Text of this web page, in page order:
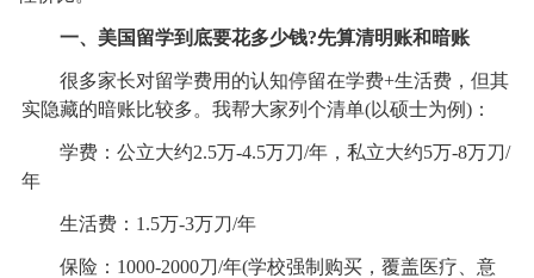
一、美国留学到底要花多少钱?先算清明账和暗账
很多家长对留学费用的认知停留在学费+生活费，但其
实隐藏的暗账比较多。我帮大家列个清单(以硕士为例)：
学费：公立大约2.5万-4.5万刀/年，私立大约5万-8万刀/
年
生活费：1.5万-3万刀/年
保险：1000-2000刀/年(学校强制购买，覆盖医疗、意